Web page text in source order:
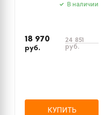
В наличии
18 970
руб.
24 851
руб.
КУПИТЬ